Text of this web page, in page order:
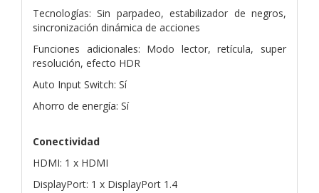
Tecnologías: Sin parpadeo, estabilizador de negros,
sincronización dinámica de acciones
Funciones adicionales: Modo lector, retícula, super
resolución, efecto HDR
Auto Input Switch: Sí
Ahorro de energía: Sí
Conectividad
HDMI: 1 x HDMI
DisplayPort: 1 x DisplayPort 1.4